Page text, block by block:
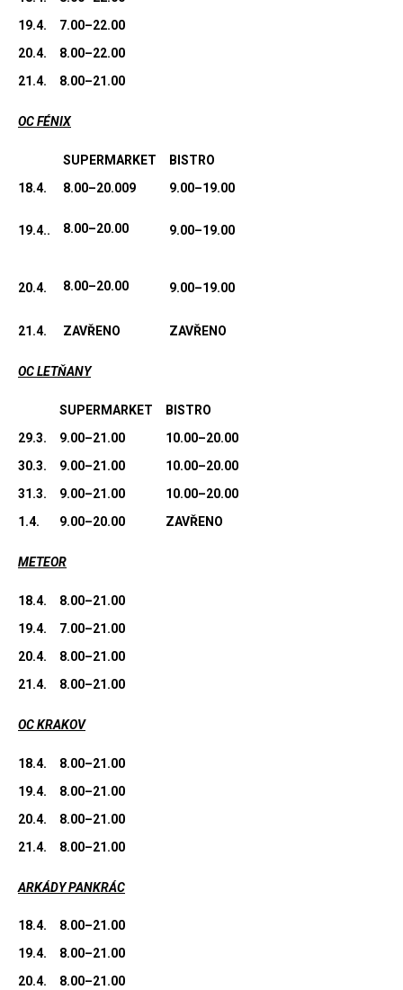
19.4.
7.00–22.00
20.4.
8.00–22.00
21.4.
8.00–21.00
OC FÉNIX
SUPERMARKET
BISTRO
18.4.
8.00–20.009 9.00–19.00
19.4.. 8.00–20.00 9.00–19.00
20.4. 8.00–20.00 9.00–19.00
21.4. ZAVŘENO ZAVŘENO
OC LETŇANY
SUPERMARKET
BISTRO
29.3.
9.00–21.00
10.00–20.00
30.3.
9.00–21.00
10.00–20.00
31.3.
9.00–21.00
10.00–20.00
1.4.
9.00–20.00 ZAVŘENO
METEOR
18.4.
8.00–21.00
19.4.
7.00–21.00
20.4.
8.00–21.00
21.4.
8.00–21.00
OC KRAKOV
18.4.
8.00–21.00
19.4.
8.00–21.00
20.4.
8.00–21.00
21.4.
8.00–21.00
ARKÁDY PANKRÁC
18.4.
8.00–21.00
19.4.
8.00–21.00
20.4.
8.00–21.00